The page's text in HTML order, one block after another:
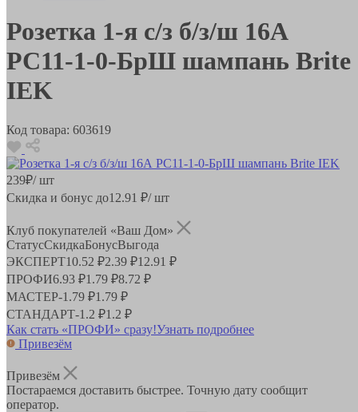
Розетка 1-я с/з б/з/ш 16А
РС11-1-0-БрШ шампань Brite
IEK
Код товара: 603619
239₽/ шт
Скидка и бонус до12.91 ₽/ шт
Клуб покупателей «Ваш Дом»
СтатусСкидкаБонусВыгода
ЭКСПЕРТ10.52 ₽2.39 ₽12.91 ₽
ПРОФИ6.93 ₽1.79 ₽8.72 ₽
МАСТЕР-1.79 ₽1.79 ₽
СТАНДАРТ-1.2 ₽1.2 ₽
Как стать «ПРОФИ» сразу!Узнать подробнее
Привезём
Привезём
Постараемся доставить быстрее. Точную дату сообщит
оператор.